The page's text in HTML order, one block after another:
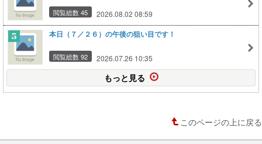
閲覧総数 45 2026.08.02 08:59
本日（７／２６）の午後の狙い目です！
閲覧総数 92 2026.07.26 10:35
もっと見る
このページの上に戻る